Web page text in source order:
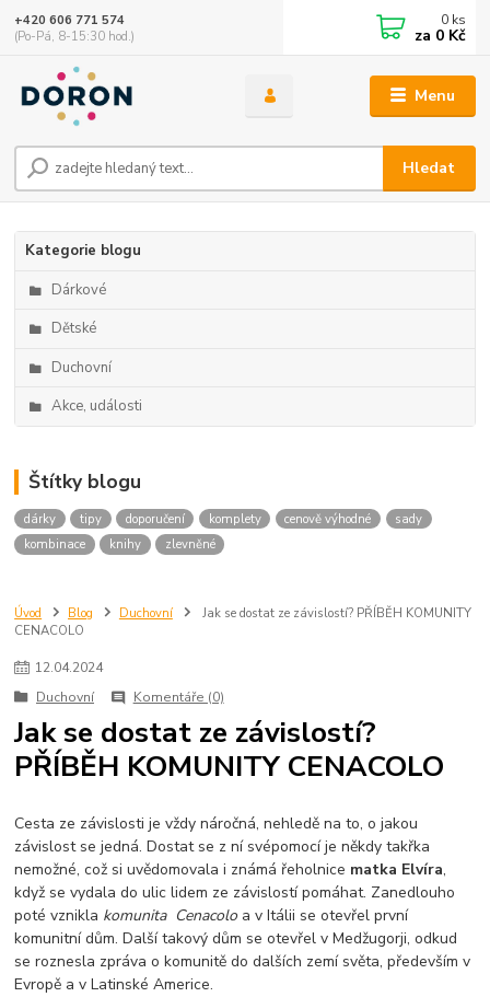
Menu
Hledat
+420 606 771 574
(Po-Pá, 8-15:30 hod.)
0 ks
za 0 Kč
Kategorie blogu
Dárkové
Dětské
Duchovní
Akce, události
Štítky blogu
dárky tipy doporučení komplety cenově výhodné
sady
kombinace
knihy zlevněné
Úvod Blog Duchovní
Jak se dostat ze závislostí? PŘÍBĚH KOMUNITY
CENACOLO
12.04.2024
Duchovní
Komentáře (0)
Jak se dostat ze závislostí?
PŘÍBĚH KOMUNITY CENACOLO
Cesta ze závislosti je vždy náročná, nehledě na to, o jakou
závislost se jedná. Dostat se z ní svépomocí je někdy takřka
nemožné, což si uvědomovala i známá řeholnice matka Elvíra,
když se vydala do ulic lidem ze závislostí pomáhat. Zanedlouho
poté vznikla komunita Cenacoloa v Itálii se otevřel první
komunitní dům. Další takový dům se otevřel v Medžugorji, odkud
se roznesla zpráva o komunitě do dalších zemí světa, především v
Evropě a v Latinské Americe.